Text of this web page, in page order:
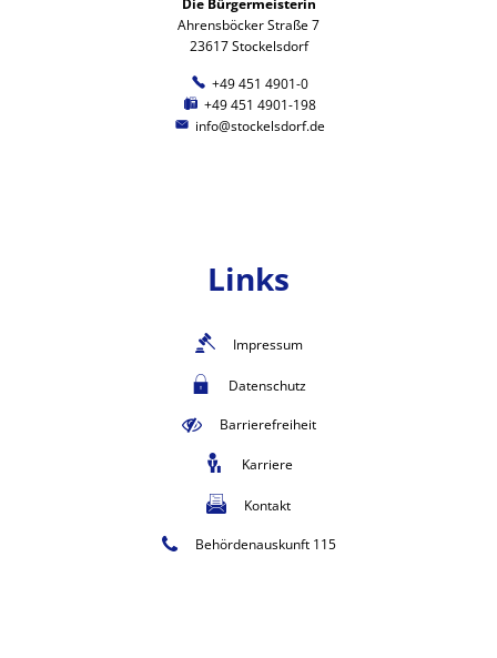
Die Bürgermeisterin
Ahrensböcker Straße 7
23617 Stockelsdorf
+49 451 4901-0
+49 451 4901-198
info@stockelsdorf.de
Links
Impressum
Datenschutz
Barrierefreiheit
Karriere
Kontakt
Behördenauskunft 115